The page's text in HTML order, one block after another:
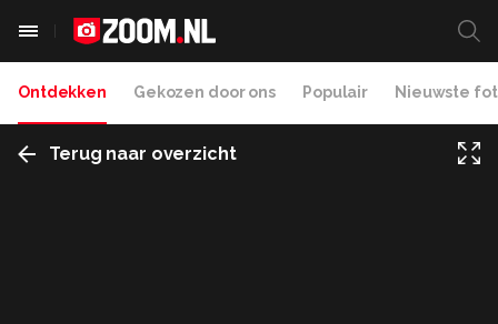
Ontdekken Gekozen door ons Populair Nieuwste
Terug naar overzicht